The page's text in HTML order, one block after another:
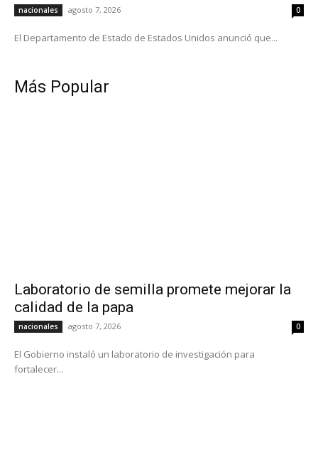
nacionales agosto 7, 2026 0
El Departamento de Estado de Estados Unidos anunció que...
Más Popular
Laboratorio de semilla promete mejorar la
calidad de la papa
nacionales agosto 7, 2026 0
El Gobierno instaló un laboratorio de investigación para
fortalecer...